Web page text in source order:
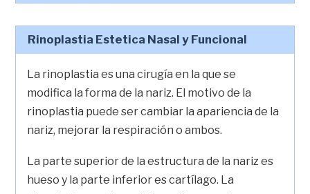
Rinoplastia Estetica Nasal y Funcional
La rinoplastia es una cirugía en la que se
modifica la forma de la nariz. El motivo de la
rinoplastia puede ser cambiar la apariencia de la
nariz, mejorar la respiración o ambos.
La parte superior de la estructura de la nariz es
hueso y la parte inferior es cartílago. La